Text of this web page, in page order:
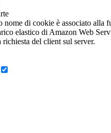
nome di cookie è associato alla
elastico di Amazon Web
del client sul server.